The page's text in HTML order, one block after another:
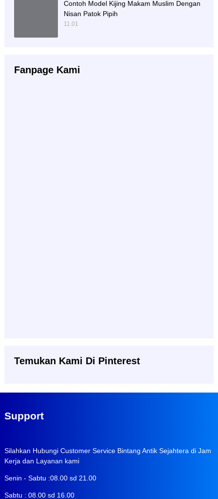
Contoh Model Kijing Makam Muslim Dengan
Nisan Patok Pipih
11.01
Fanpage Kami
Temukan Kami Di Pinterest
Support
Silahkan Hubungi Customer Service Bintang Antik Sejahtera di Jam
Kerja dan Layanan kami
Senin - Sabtu :08.00 sd 21.00
Sabtu : 08.00 sd 16.00